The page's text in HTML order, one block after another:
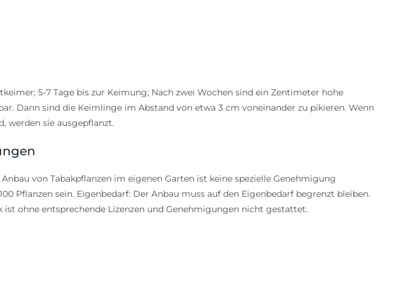
5-7 Tage bis zur Keimung; Nach zwei Wochen sind ein Zentimeter hohe
Dann sind die Keimlinge im Abstand von etwa 3 cm voneinander zu pikieren. Wenn
werden sie ausgepflanzt.
von Tabakpflanzen im eigenen Garten ist keine spezielle Genehmigung
Pflanzen sein. Eigenbedarf: Der Anbau muss auf den Eigenbedarf begrenzt bleiben.
ist ohne entsprechende Lizenzen und Genehmigungen nicht gestattet.